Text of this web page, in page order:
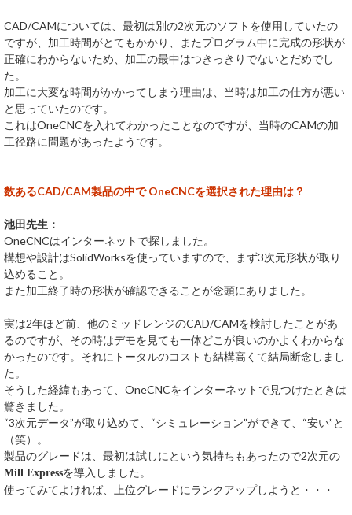
CAD/CAMについては、最初は別の2次元のソフトを使用していたの
ですが、加工時間がとてもかかり、またプログラム中に完成の形状が
正確にわからないため、加工の最中はつきっきりでないとだめでし
た。
加工に大変な時間がかかってしまう理由は、当時は加工の仕方が悪い
と思っていたのです。
これはOneCNCを入れてわかったことなのですが、当時のCAMの加
工径路に問題があったようです。
数あるCAD/CAM製品の中で OneCNCを選択された理由は？
池田先生：
OneCNCはインターネットで探しました。
構想や設計はSolidWorksを使っていますので、まず3次元形状が取り
込めること。
また加工終了時の形状が確認できることが念頭にありました。
実は2年ほど前、他のミッドレンジのCAD/CAMを検討したことがあ
るのですが、その時はデモを見ても一体どこが良いのかよくわからな
かったのです。それにトータルのコストも結構高くて結局断念しまし
た。
そうした経緯もあって、OneCNCをインターネットで見つけたときは
驚きました。
“3次元データ”が取り込めて、“シミュレーション”ができて、“安い”と
（笑）。
製品のグレードは、最初は試しにという気持ちもあったので2次元の
Mill Expressを導入しました。
使ってみてよければ、上位グレードにランクアップしようと・・・